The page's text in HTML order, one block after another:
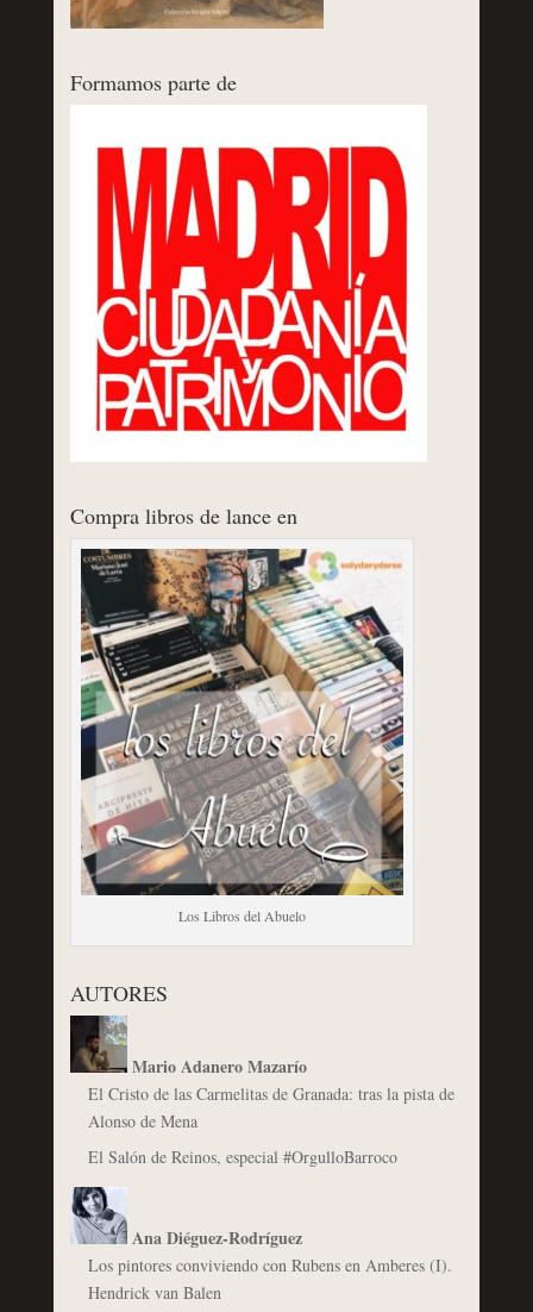
Formamos parte de
Compra libros de lance en
Los Libros del Abuelo
AUTORES
Mario Adanero Mazarío
El Cristo de las Carmelitas de Granada: tras la pista de
Alonso de Mena
El Salón de Reinos, especial #OrgulloBarroco
Ana Diéguez-Rodríguez
Los pintores conviviendo con Rubens en Amberes (I).
Hendrick van Balen